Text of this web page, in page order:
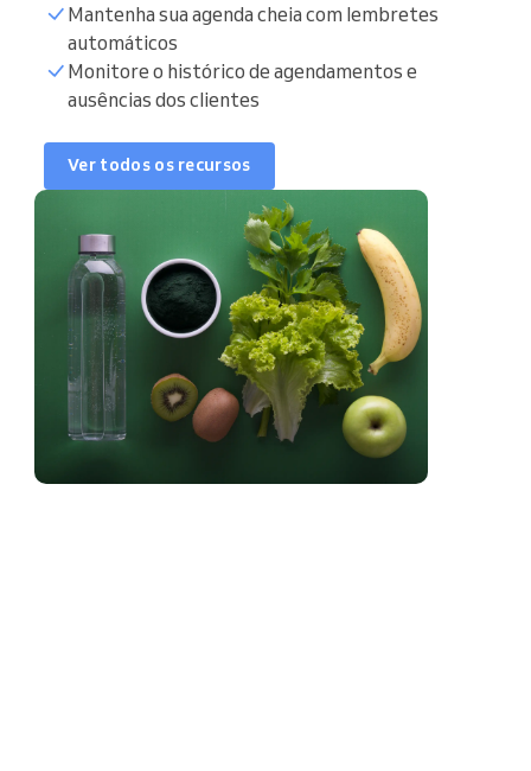
Agenda de
Mantenha sua agenda cheia com lembretes
automáticos
Monitore o histórico de agendamentos e
ausências dos clientes
Ver todos os recursos